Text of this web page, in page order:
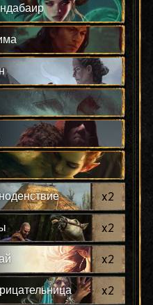
x2
x2
x2
x2